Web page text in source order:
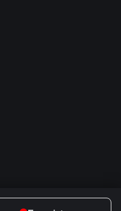
2.228.1